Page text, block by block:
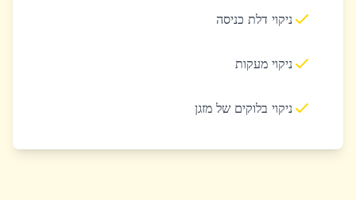
ניקוי דלת כניסה
ניקוי מעקות
ניקוי בלוקים של מזגן